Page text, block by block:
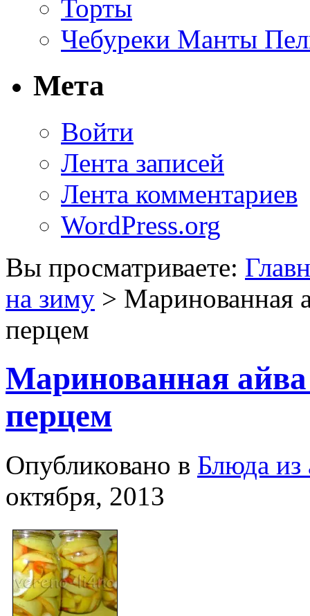
Торты
Чебуреки Манты
Мета
Войти
Лента записей
Лента комментариев
WordPress.org
Вы просматриваете:
на зиму > Маринованная
перцем
Маринованная
перцем
Опубликовано в Блюда из
октября, 2013